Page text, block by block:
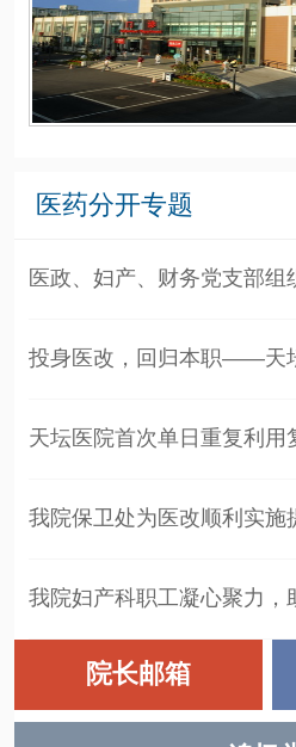
医药分开专题
医政、妇产、财务党支部组
投身医改，回归本职——天
我院保卫处为医改顺利实施
我院妇产科职工凝心聚力，
院长邮箱